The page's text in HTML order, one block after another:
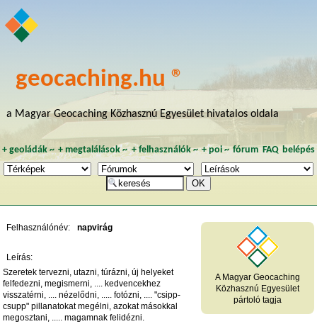
geocaching.hu ®
a Magyar Geocaching Közhasznú Egyesület hivatalos oldala
+ geoládák~ +megtalálások~ +felhasználók~ +poi~ fórum FAQ belépés
A Magyar Geocaching
Közhasznú Egyesület
pártoló tagja
Felhasználónév: napvirág
Leírás:
Szeretek tervezni, utazni, túrázni, új helyeket
felfedezni, megismerni, .... kedvencekhez
visszatérni, .... nézelődni, ..... fotózni, .... "csipp-
csupp" pillanatokat megélni, azokat másokkal
megosztani, ..... magamnak felidézni.